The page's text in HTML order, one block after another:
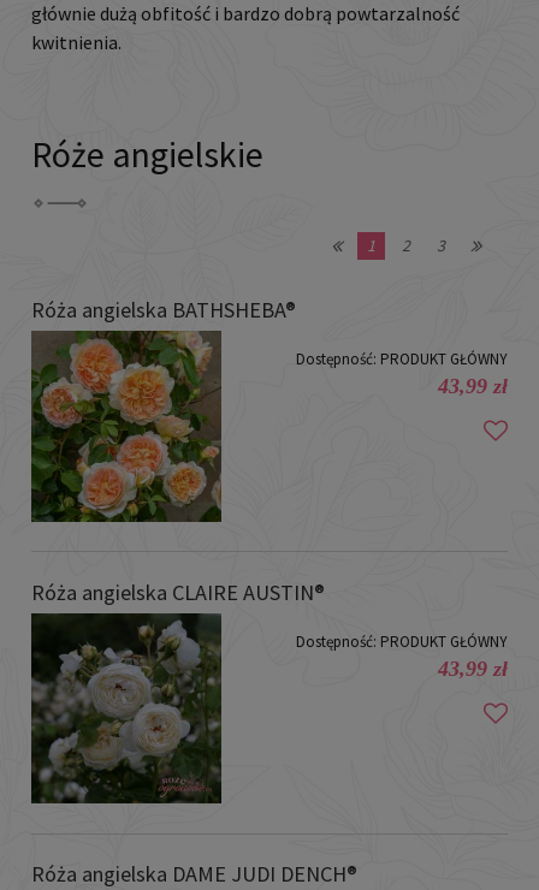
głównie dużą obfitość i bardzo dobrą powtarzalność
kwitnienia.
Róże angielskie
1 2 3
Róża angielska BATHSHEBA®
Dostępność: PRODUKT GŁÓWNY
43,99 zł
Róża angielska CLAIRE AUSTIN®
Dostępność: PRODUKT GŁÓWNY
43,99 zł
Róża angielska DAME JUDI DENCH®